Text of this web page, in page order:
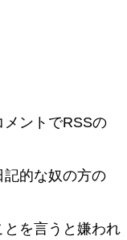
ントでRSSの
記的な奴の方の
とを言うと嫌われ